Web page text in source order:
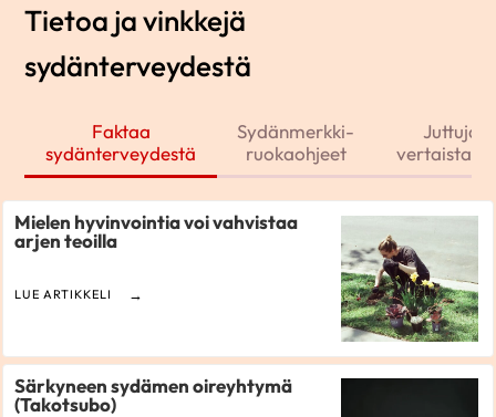
Tietoa ja vinkkejä
sydänterveydestä
Faktaa
sydänterveydestä
Sydänmerkki-
ruokaohjeet
Juttuja
Mielen hyvinvointia voi vahvistaa
arjen teoilla
LUE ARTIKKELI
Särkyneen sydämen oireyhtymä
(Takotsubo)